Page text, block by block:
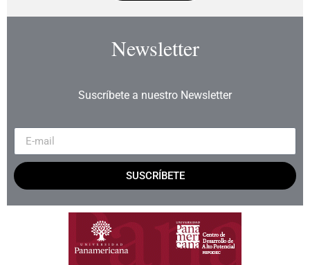
Newsletter
Suscríbete a nuestro Newsletter
SUSCRÍBETE